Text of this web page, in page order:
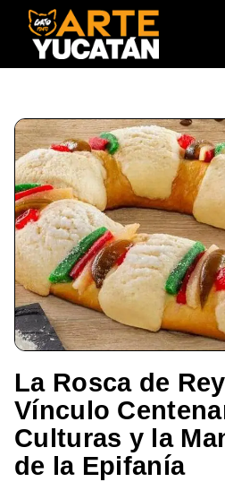
La Rosca de
Vínculo
Culturas y la
de la Epifanía